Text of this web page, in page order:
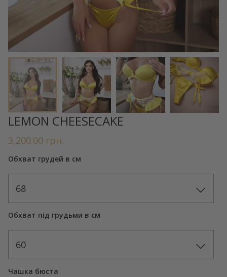
LEMON CHEESECAKE
3,200.00 грн.
Обхват грудей в см
68
Обхват під грудьми в см
60
Чашка бюста